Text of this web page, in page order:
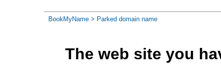
BookMyName > Parked domain name
The web site you